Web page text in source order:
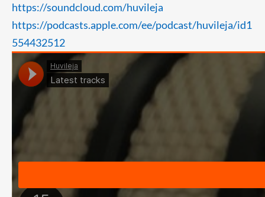
https://soundcloud.com/huvileja
https://podcasts.apple.com/ee/podcast/huvileja/id1
554432512